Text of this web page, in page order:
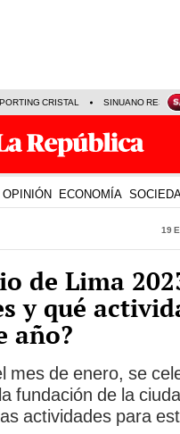
CRISTAL SINUANO
OPINIÓN ECONOMÍA
19
de Lima
y qué
año?
mes de enero, se
fundación de la
actividades para